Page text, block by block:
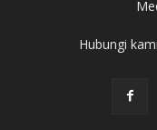
Hubungi